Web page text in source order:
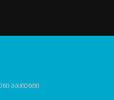
პაციენტი